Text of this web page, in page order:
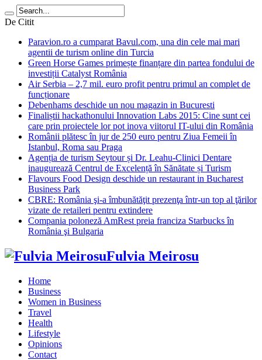
De Citit
Paravion.ro a cumparat Bavul.com, una din cele mai mari
agentii de turism online din Turcia
Green Horse Games primește finanțare din partea fondului de
investiții Catalyst România
Air Serbia – 2,7 mil. euro profit pentru primul an complet de
funcționare
Debenhams deschide un nou magazin in Bucuresti
Finaliștii hackathonului Innovation Labs 2015: Cine sunt cei
care prin proiectele lor pot inova viitorul IT-ului din România
Românii plătesc în jur de 250 euro pentru Ziua Femeii în
Istanbul, Roma sau Praga
Agenția de turism Seytour și Dr. Leahu-Clinici Dentare
inaugurează Centrul de Excelență în Sănătate și Turism
Flavours Food Design deschide un restaurant in Bucharest
Business Park
CBRE: România şi-a îmbunătăţit prezenţa într-un top al ţărilor
vizate de retaileri pentru extindere
Compania poloneză AmRest preia franciza Starbucks în
România şi Bulgaria
Fulvia Meirosu
Home
Business
Women in Business
Travel
Health
Lifestyle
Opinions
Contact